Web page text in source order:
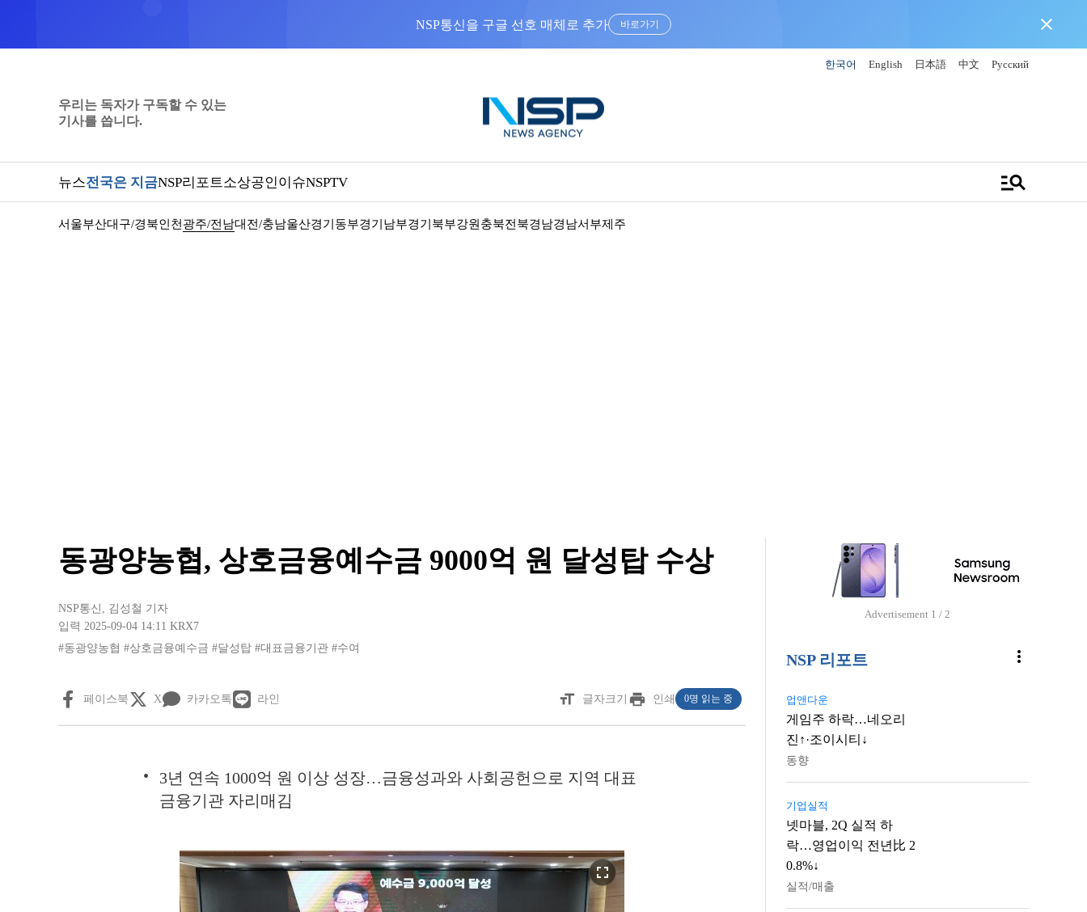
NSP통신을 구글 선호 매체로 추가 바로가기 close
한국어 English 日本語 中文 Русский
우리는 독자가 구독할 수 있는
기사를 씁니다.
뉴스전국은 지금NSP리포트소상공인이슈NSPTV manage_search
서울부산대구/경북인천 광주/전남대전/충남울산경기동부경기남부경기북부강원 충북전북경남경남서부제주
동광양농협, 상호금융예수금 9000억 원 달성탑 수상
NSP통신 , 김성철 기자
입력 2025-09-04 14:11 KRX7
#동광양농협 #상호금융예수금 #달성탑 #대표금융기관 #수여
페이스북 X 카카오톡 라인 format_size 글자크기 print 인쇄 0명 읽는 중
3년 연속 1000억 원 이상 성장…금융성과와 사회공헌으로 지역 대표
금융기관 자리매김
fullscreen
Advertisement 1 / 2
NSP 리포트 more_vert
업앤다운
게임주 하락…네오리
진↑·조이시티↓
동향
기업실적
넷마블, 2Q 실적 하
락…영업이익 전년比 2
0.8%↓
실적/매출